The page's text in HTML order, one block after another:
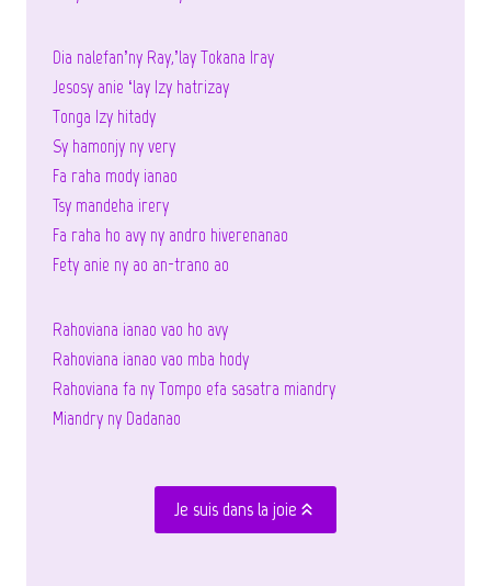
Dia nalefan’ny Ray,’lay Tokana Iray
Jesosy anie ‘lay Izy hatrizay
Tonga Izy hitady
Sy hamonjy ny very
Fa raha mody ianao
Tsy mandeha irery
Fa raha ho avy ny andro hiverenanao
Fety anie ny ao an-trano ao
Rahoviana ianao vao ho avy
Rahoviana ianao vao mba hody
Rahoviana fa ny Tompo efa sasatra miandry
Miandry ny Dadanao
Je suis dans la joie